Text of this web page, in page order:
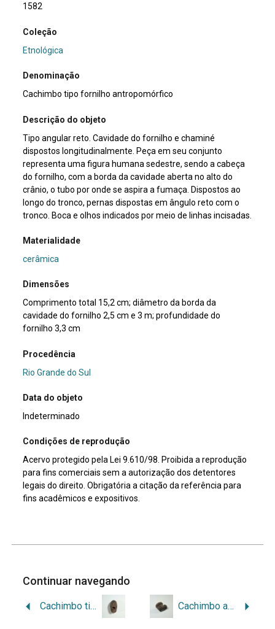
1582
Coleção
Etnológica
Denominação
Cachimbo tipo fornilho antropomórfico
Descrição do objeto
Tipo angular reto. Cavidade do fornilho e chaminé
dispostos longitudinalmente. Peça em seu conjunto
representa uma figura humana sedestre, sendo a cabeça
do fornilho, com a borda da cavidade aberta no alto do
crânio, o tubo por onde se aspira a fumaça. Dispostos ao
longo do tronco, pernas dispostas em ângulo reto com o
tronco. Boca e olhos indicados por meio de linhas incisadas.
Materialidade
cerâmica
Dimensões
Comprimento total 15,2 cm; diâmetro da borda da
cavidade do fornilho 2,5 cm e 3 m; profundidade do
fornilho 3,3 cm
Procedência
Rio Grande do Sul
Data do objeto
Indeterminado
Condições de reprodução
Acervo protegido pela Lei 9.610/98. Proibida a reprodução
para fins comerciais sem a autorização dos detentores
legais do direito. Obrigatória a citação da referência para
fins acadêmicos e expositivos.
Continuar navegando
Cachimbo tipo fornilho antropomórfico Cachimbo angular de boquilha curta